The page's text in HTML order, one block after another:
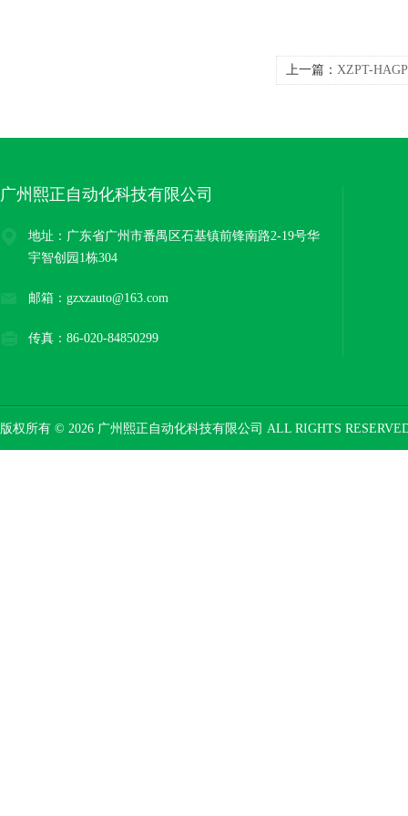
上一篇： XZPT-
广州熙正自动化科技有限公司
地址：广东省广州市番禺区石基镇前锋南路2-19号华
宇智创园1栋304
邮箱：gzxzauto@163.com
传真：86-020-84850299
版权所有 © 2026 广州熙正自动化科技有限公司 ALL RIGHTS